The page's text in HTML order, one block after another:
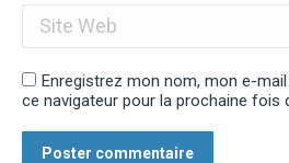
Site Web
Enregistrez mon nom, mon e-
ce navigateur pour la prochaine fois
Poster commentaire